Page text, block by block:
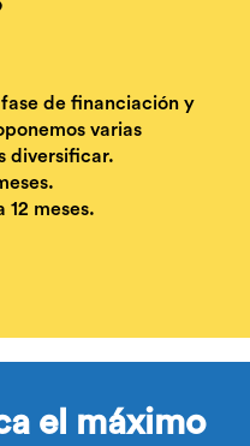
de financiación y
varias
diversificar.
12 meses.
el máximo